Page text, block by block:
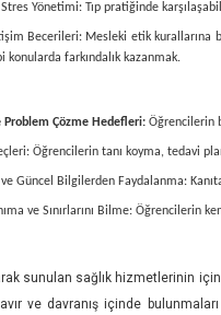
Stres Yönetimi: Tıp pratiğinde
Becerileri: Mesleki etik kurallarına
konularda farkındalık kazanmak.
Çözme Hedefleri: Öğrencilerin
Öğrencilerin tanı koyma, tedavi
ve Güncel Bilgilerden Faydalanma:
ve Sınırlarını Bilme: Öğrencilerin
sunulan sağlık hizmetlerinin
ve davranış içinde